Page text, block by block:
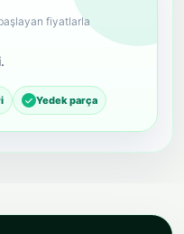
fiyatlarla
Yedek parça